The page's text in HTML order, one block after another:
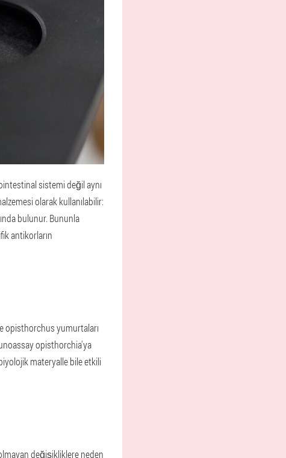
sistemi değil aynı
olarak kullanılabilir:
bulunur. Bununla
antikorların
opisthorchus yumurtaları
opisthorchia'ya
materyalle bile etkili
değişikliklere neden